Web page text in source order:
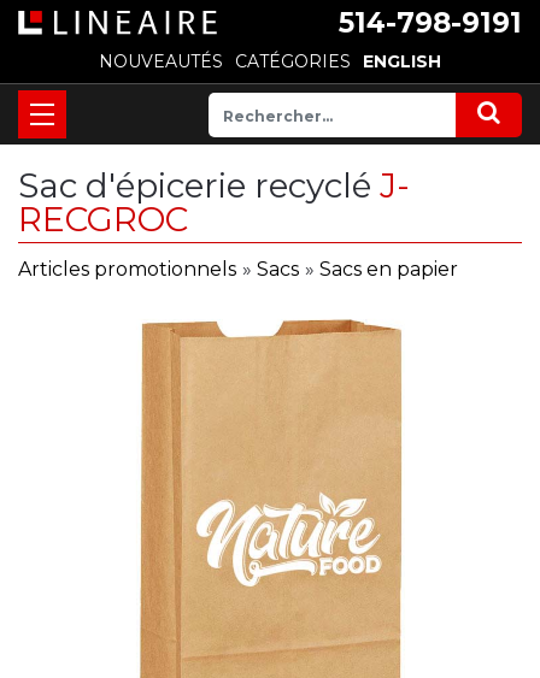
514-798-9191
NOUVEAUTÉS CATÉGORIES ENGLISH
Sac d'épicerie recyclé J-
RECGROC
Articles promotionnels » Sacs » Sacs en papier